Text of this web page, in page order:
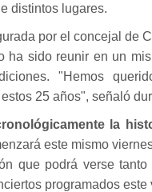
distintos lugares.
por el concejal de
ha sido reunir en un
"Hemos
25 años", señaló
la
este mismo
que podrá verse
programados este